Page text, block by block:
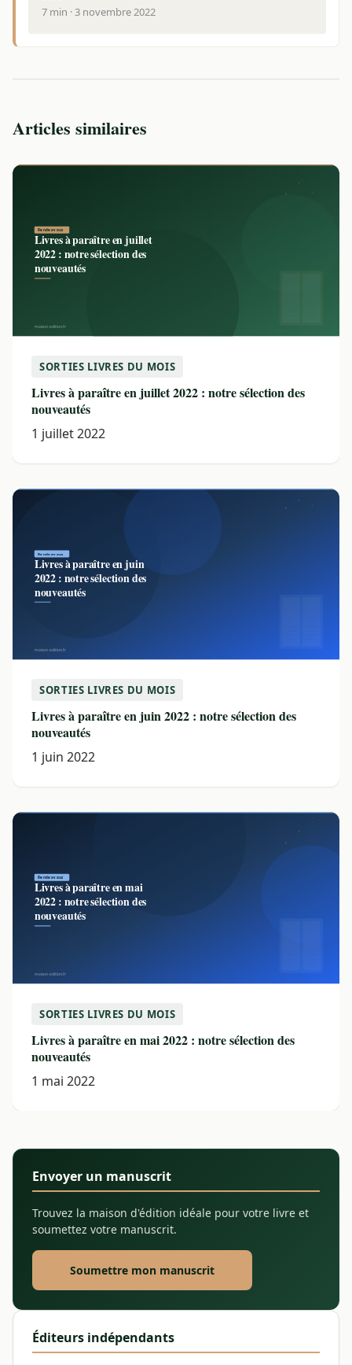
7 min · 3 novembre 2022
Articles similaires
SORTIES LIVRES DU MOIS
Livres à paraître en juillet 2022 : notre sélection des
nouveautés
1 juillet 2022
SORTIES LIVRES DU MOIS
Livres à paraître en juin 2022 : notre sélection des
nouveautés
1 juin 2022
SORTIES LIVRES DU MOIS
Livres à paraître en mai 2022 : notre sélection des
nouveautés
1 mai 2022
Envoyer un manuscrit
Trouvez la maison d'édition idéale pour votre livre et
soumettez votre manuscrit.
Soumettre mon manuscrit
Éditeurs indépendants